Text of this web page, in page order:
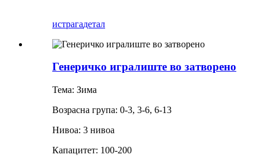
истрагадетал
Генеричко игралиште во затворено
Тема: Зима
Возрасна група: 0-3, 3-6, 6-13
Нивоа: 3 нивоа
Капацитет: 100-200